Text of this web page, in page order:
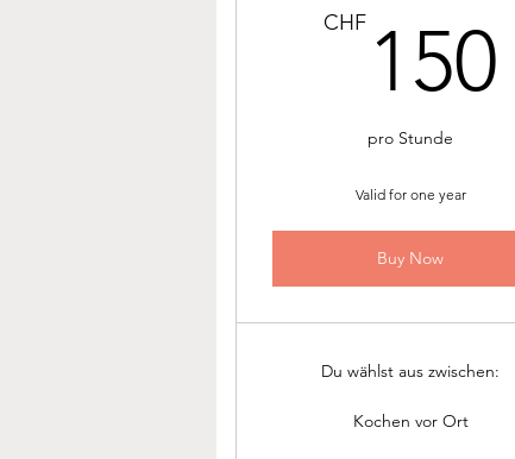
CHF 150
pro Stunde
Valid for one year
Buy Now
Du wählst aus zwischen:
Kochen vor Ort